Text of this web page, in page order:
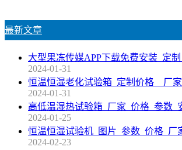
最新文章
大型果冻传媒APP下载免费安装_定
2024-01-31
恒温恒湿老化试验箱_定制价格__厂
2024-01-31
高低温湿热试验箱_厂家_价格_参数_
2024-01-25
恒温恒湿试验机_图片_参数_价格_厂
2024-02-23